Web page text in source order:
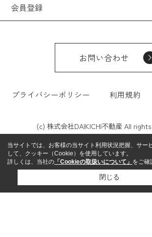
会員登録
お問い合わせ
プライバシーポリシー 利用規約
(c) 株式会社DAIKICHI不動産 All
当サイトでは、お客様の当サイト利用状況把握、サー
して、クッキー（Cookie）を使用しています。
詳しくは、当社の 「Cookieの取扱いについて」 をご確
閉じる